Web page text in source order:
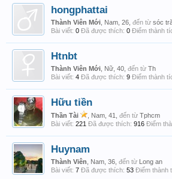
hongphattai
Thành Viên Mới , Nam, 26, đến từ sóc
Bài viết: 0 Đã được thích: 0 Điểm thành
Htnbt
Thành Viên Mới , Nữ, 40, đến từ Th
Bài viết: 4 Đã được thích: 9 Điểm thành
Hữu tiền
Thần Tài , Nam, 41, đến từ Tphcm
Bài viết: 221 Đã được thích: 916 Điểm
Huynam
Thành Viên , Nam, 36, đến từ Long an
Bài viết: 7 Đã được thích: 53 Điểm thành